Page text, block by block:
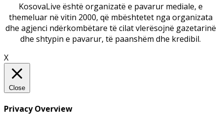
KosovaLive është organizatë e pavarur mediale, e
themeluar në vitin 2000, që mbështetet nga organizata
dhe agjenci ndërkombëtare të cilat vlerësojnë gazetarinë
dhe shtypin e pavarur, të paanshëm dhe kredibil.
X
Close
Privacy Overview